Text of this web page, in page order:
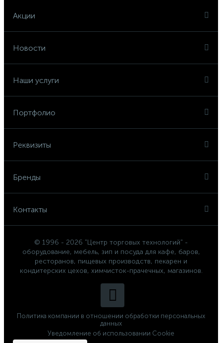
Акции
Новости
Наши услуги
Портфолио
Реквизиты
Бренды
Контакты
© 1996 - 2026 "Центр торговых технологий" -
оборудование, мебель, зип и посуда для кафе, баров,
ресторанов, пищевых производств, пекарен и
кондитерских цехов, химчисток-прачечных, магазинов.
Политика компании в отношении обработки персональных
данных
Уведомление об использовании Cookie